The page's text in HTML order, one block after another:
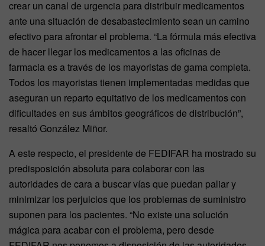
crear un canal de urgencia para distribuir medicamentos
ante una situación de desabastecimiento sean un camino
efectivo para afrontar el problema. “La fórmula más efectiva
de hacer llegar los medicamentos a las oficinas de
farmacia es a través de los mayoristas de gama completa.
Todos los mayoristas tienen implementadas medidas que
aseguran un reparto equitativo de los medicamentos con
dificultades en sus ámbitos geográficos de distribución”,
resaltó González Miñor.
A este respecto, el presidente de FEDIFAR ha mostrado su
predisposición absoluta para colaborar con las
autoridades de cara a buscar vías que puedan paliar y
minimizar los perjuicios que los problemas de suministro
suponen para los pacientes. “No existe una solución
mágica para acabar con el problema, pero desde